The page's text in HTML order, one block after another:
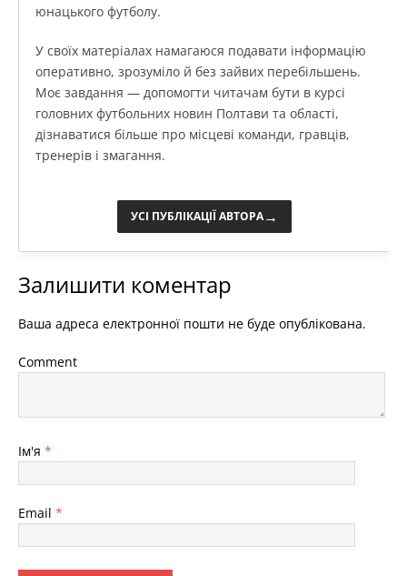
юнацького футболу.
У своїх матеріалах намагаюся подавати інформацію
оперативно, зрозуміло й без зайвих перебільшень.
Моє завдання — допомогти читачам бути в курсі
головних футбольних новин Полтави та області,
дізнаватися більше про місцеві команди, гравців,
тренерів і змагання.
УСІ ПУБЛІКАЦІЇ АВТОРА→
Залишити коментар
Ваша адреса електронної пошти не буде опублікована.
Comment
Ім'я *
Email *